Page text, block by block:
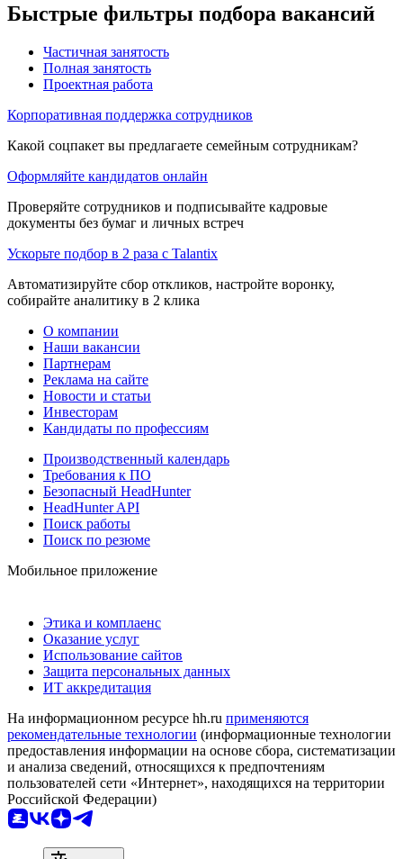
Быстрые фильтры подбора вакансий
Частичная занятость
Полная занятость
Проектная работа
Корпоративная поддержка сотрудников
Какой соцпакет вы предлагаете семейным сотрудникам?
Оформляйте кандидатов онлайн
Проверяйте сотрудников и подписывайте кадровые
документы без бумаг и личных встреч
Ускорьте подбор в 2 раза с Talantix
Автоматизируйте сбор откликов, настройте воронку,
собирайте аналитику в 2 клика
О компании
Наши вакансии
Партнерам
Реклама на сайте
Новости и статьи
Инвесторам
Кандидаты по профессиям
Производственный календарь
Требования к ПО
Безопасный HeadHunter
HeadHunter API
Поиск работы
Поиск по резюме
Мобильное приложение
Этика и комплаенс
Оказание услуг
Использование сайтов
Защита персональных данных
ИТ аккредитация
На информационном ресурсе hh.ru применяются
рекомендательные технологии (информационные технологии
предоставления информации на основе сбора, систематизации
и анализа сведений, относящихся к предпочтениям
пользователей сети «Интернет», находящихся на территории
Российской Федерации)